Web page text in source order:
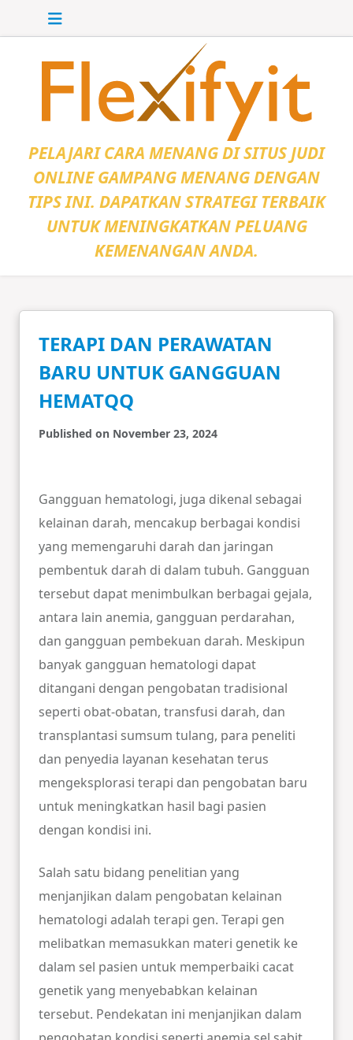
Skip to main content
PELAJARI CARA MENANG DI SITUS JUDI
ONLINE GAMPANG MENANG DENGAN
TIPS INI. DAPATKAN STRATEGI TERBAIK
UNTUK MENINGKATKAN PELUANG
KEMENANGAN ANDA.
TERAPI DAN PERAWATAN
BARU UNTUK GANGGUAN
HEMATQQ
Published on November 23, 2024
Gangguan hematologi, juga dikenal sebagai
kelainan darah, mencakup berbagai kondisi
yang memengaruhi darah dan jaringan
pembentuk darah di dalam tubuh. Gangguan
tersebut dapat menimbulkan berbagai gejala,
antara lain anemia, gangguan perdarahan,
dan gangguan pembekuan darah. Meskipun
banyak gangguan hematologi dapat
ditangani dengan pengobatan tradisional
seperti obat-obatan, transfusi darah, dan
transplantasi sumsum tulang, para peneliti
dan penyedia layanan kesehatan terus
mengeksplorasi terapi dan pengobatan baru
untuk meningkatkan hasil bagi pasien
dengan kondisi ini.
Salah satu bidang penelitian yang
menjanjikan dalam pengobatan kelainan
hematologi adalah terapi gen. Terapi gen
melibatkan memasukkan materi genetik ke
dalam sel pasien untuk memperbaiki cacat
genetik yang menyebabkan kelainan
tersebut. Pendekatan ini menjanjikan dalam